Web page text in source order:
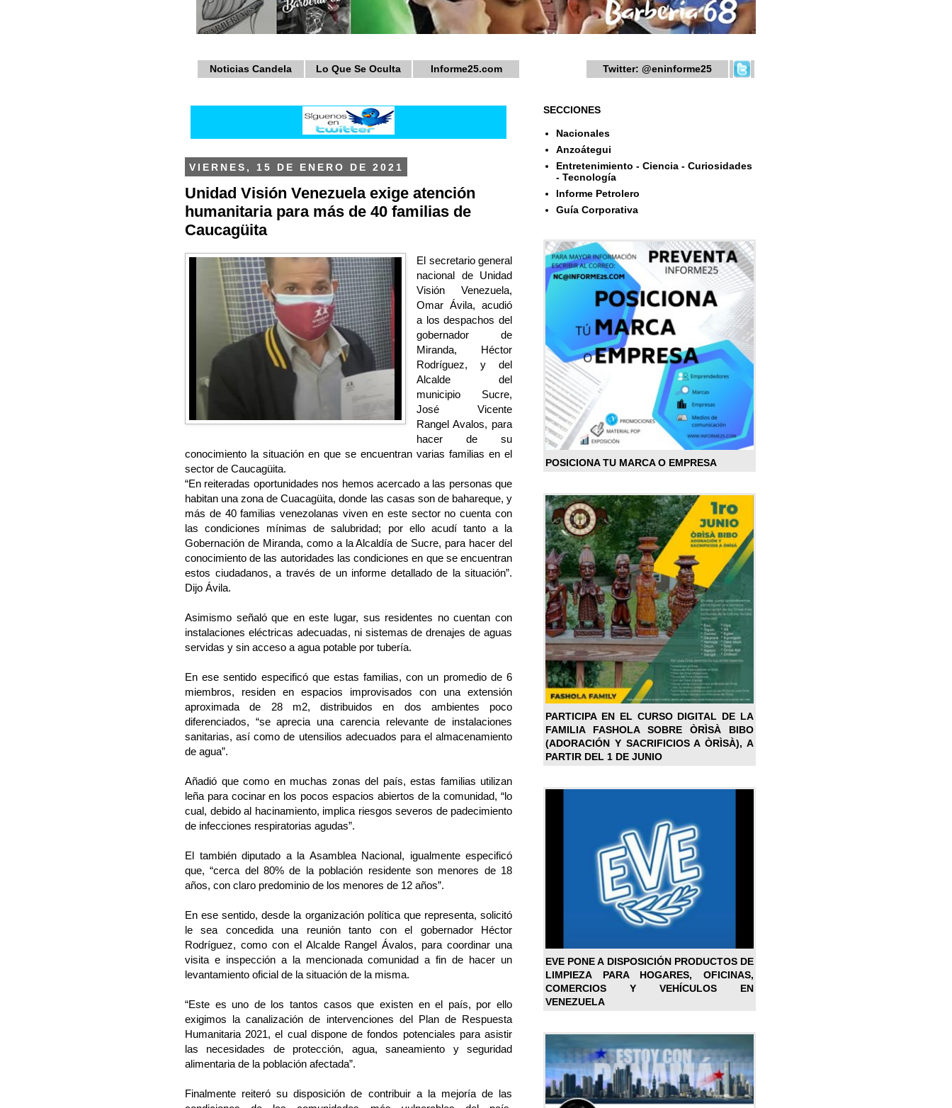
Noticias Candela Lo Que Se Oculta Informe25.com Twitter: @eninforme25
VIERNES, 15 DE ENERO DE 2021
Unidad Visión Venezuela exige atención
humanitaria para más de 40 familias de
Caucagüita
El secretario general
nacional de Unidad
Visión Venezuela,
Omar Ávila, acudió
a los despachos del
gobernador de
Miranda, Héctor
Rodríguez, y del
Alcalde del
municipio Sucre,
José Vicente
Rangel Avalos, para
hacer de su
conocimiento la situación en que se encuentran varias familias en el
sector de Caucagüita.
“En reiteradas oportunidades nos hemos acercado a las personas que
habitan una zona de Cuacagüita, donde las casas son de bahareque, y
más de 40 familias venezolanas viven en este sector no cuenta con
las condiciones mínimas de salubridad; por ello acudí tanto a la
Gobernación de Miranda, como a la Alcaldía de Sucre, para hacer del
conocimiento de las autoridades las condiciones en que se encuentran
estos ciudadanos, a través de un informe detallado de la situación”.
Dijo Ávila.
Asimismo señaló que en este lugar, sus residentes no cuentan con
instalaciones eléctricas adecuadas, ni sistemas de drenajes de aguas
servidas y sin acceso a agua potable por tubería.
En ese sentido especificó que estas familias, con un promedio de 6
miembros, residen en espacios improvisados con una extensión
aproximada de 28 m2, distribuidos en dos ambientes poco
diferenciados, “se aprecia una carencia relevante de instalaciones
sanitarias, así como de utensilios adecuados para el almacenamiento
de agua”.
Añadió que como en muchas zonas del país, estas familias utilizan
leña para cocinar en los pocos espacios abiertos de la comunidad, “lo
cual, debido al hacinamiento, implica riesgos severos de padecimiento
de infecciones respiratorias agudas”.
El también diputado a la Asamblea Nacional, igualmente especificó
que, “cerca del 80% de la población residente son menores de 18
años, con claro predominio de los menores de 12 años”.
En ese sentido, desde la organización política que representa, solicitó
le sea concedida una reunión tanto con el gobernador Héctor
Rodríguez, como con el Alcalde Rangel Ávalos, para coordinar una
visita e inspección a la mencionada comunidad a fin de hacer un
levantamiento oficial de la situación de la misma.
“Este es uno de los tantos casos que existen en el país, por ello
exigimos la canalización de intervenciones del Plan de Respuesta
Humanitaria 2021, el cual dispone de fondos potenciales para asistir
las necesidades de protección, agua, saneamiento y seguridad
alimentaria de la población afectada”.
Finalmente reiteró su disposición de contribuir a la mejoría de las
SECCIONES
Nacionales
Anzoátegui
Entretenimiento - Ciencia - Curiosidades
- Tecnología
Informe Petrolero
Guía Corporativa
POSICIONA TU MARCA O EMPRESA
PARTICIPA EN EL CURSO DIGITAL DE LA
FAMILIA FASHOLA SOBRE ÒRÌSÀ BIBO
(ADORACIÓN Y SACRIFICIOS A ÒRÌSÀ), A
PARTIR DEL 1 DE JUNIO
EVE PONE A DISPOSICIÓN PRODUCTOS DE
LIMPIEZA PARA HOGARES, OFICINAS,
COMERCIOS Y VEHÍCULOS EN
VENEZUELA